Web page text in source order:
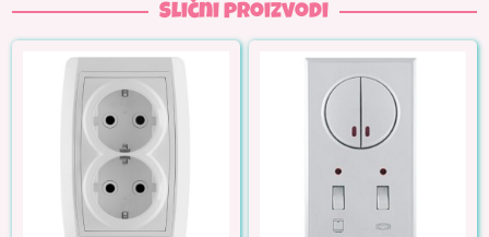
Slični proizvodi